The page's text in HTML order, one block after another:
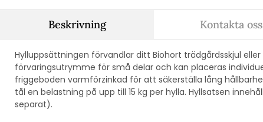
Beskrivning
Hylluppsättningen förvandlar ditt Biohort trädgårdsskjul
förvaringsutrymme för små delar och kan placeras
friggeboden varmförzinkad för att säkerställa lång
tål en belastning på upp till 15 kg per hylla. Hyllsatsen
separat).
Kontakta oss